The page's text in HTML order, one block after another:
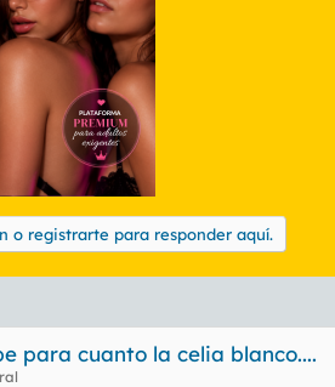
o registrarte para responder aquí.
para cuanto la celia blanco....